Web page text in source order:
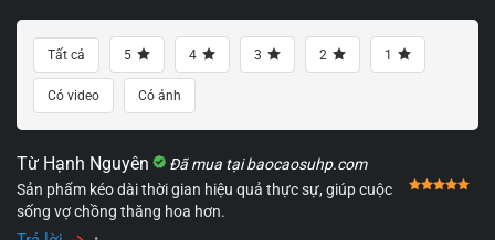
Tất cả 5 4 3 2 1
Có video Có ảnh
Từ Hạnh Nguyên Đã mua tại baocaosuhp.com
Sản phẩm kéo dài thời gian hiệu quả thực sự, giúp cuộc
sống vợ chồng thăng hoa hơn.